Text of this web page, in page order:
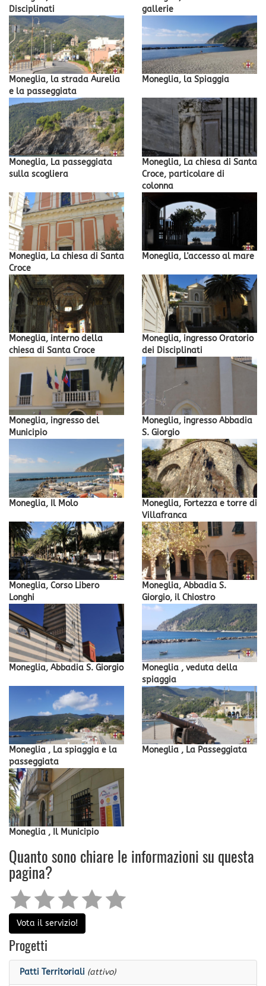
Disciplinati
gallerie
Moneglia, la strada Aurelia
e la passeggiata
Moneglia, la Spiaggia
Moneglia, La passeggiata
sulla scogliera
Moneglia, La chiesa di Santa
Croce, particolare di
colonna
Moneglia, La chiesa di Santa
Croce
Moneglia, L'accesso al mare
Moneglia, interno della
chiesa di Santa Croce
Moneglia, ingresso Oratorio
dei Disciplinati
Moneglia, ingresso del
Municipio
Moneglia, ingresso Abbadia
S. Giorgio
Moneglia, Il Molo
Moneglia, Fortezza e torre di
Villafranca
Moneglia, Corso Libero
Longhi
Moneglia, Abbadia S.
Giorgio, il Chiostro
Moneglia, Abbadia S. Giorgio
Moneglia , veduta della
spiaggia
Moneglia , La spiaggia e la
passeggiata
Moneglia , La Passeggiata
Moneglia , Il Municipio
Quanto sono chiare le informazioni su questa
pagina?
Vota il servizio!
Progetti
Patti Territoriali (attivo)